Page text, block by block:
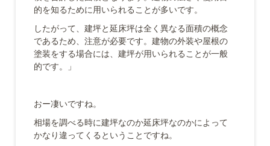
的を知るために用いられることが多いです。
したがって、建坪と延床坪は全く異なる面積の概念
であるため、注意が必要です。建物の外装や屋根の
塗装をする場合には、建坪が用いられることが一般
的です。」
おー凄いですね。
相場を調べる時に建坪なのか延床坪なのかによって
かなり違ってくるということですね。